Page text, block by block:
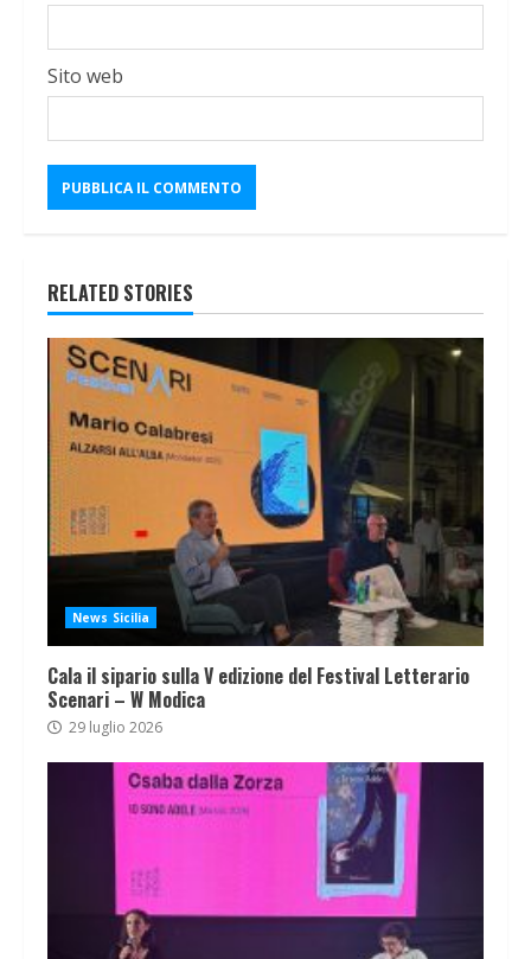
Sito web
RELATED STORIES
News Sicilia
Cala il sipario sulla V edizione del Festival Letterario
Scenari – W Modica
29 luglio 2026